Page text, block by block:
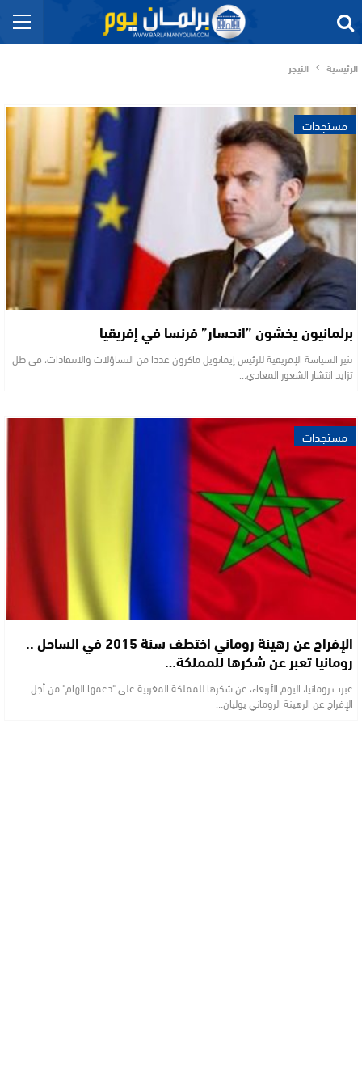
الرئيسية النيجر
مستجدات
برلمانيون يخشون ”انحسار” فرنسا في إفريقيا
تثير السياسة الإفريقية للرئيس إيمانويل ماكرون عددا من التساؤلات والانتقادات، في ظل
تزايد انتشار الشعور المعادي…
مستجدات
الإفراج عن رهينة روماني اختطف سنة 2015 في الساحل ..
رومانيا تعبر عن شكرها للمملكة…
عبرت رومانيا، اليوم الأربعاء، عن شكرها للمملكة المغربية على "دعمها الهام" من أجل
الإفراج عن الرهينة الروماني يوليان…